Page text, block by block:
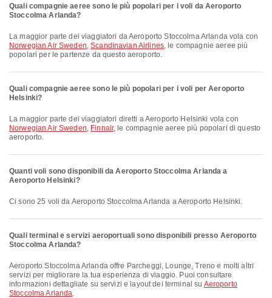
Quali compagnie aeree sono le più popolari per i voli da Aeroporto
Stoccolma Arlanda?
La maggior parte dei viaggiatori da Aeroporto Stoccolma Arlanda vola con
Norwegian Air Sweden,Scandinavian Airlines, le compagnie aeree più
popolari per le partenze da questo aeroporto.
Quali compagnie aeree sono le più popolari per i voli per Aeroporto
Helsinki?
La maggior parte dei viaggiatori diretti a Aeroporto Helsinki vola con
Norwegian Air Sweden, Finnair, le compagnie aeree più popolari di questo
aeroporto.
Quanti voli sono disponibili da Aeroporto Stoccolma Arlanda a
Aeroporto Helsinki?
Ci sono 25 voli da Aeroporto Stoccolma Arlanda a Aeroporto Helsinki.
Quali terminal e servizi aeroportuali sono disponibili presso Aeroporto
Stoccolma Arlanda?
Aeroporto Stoccolma Arlanda offre Parcheggi, Lounge, Treno e molti altri
servizi per migliorare la tua esperienza di viaggio. Puoi consultare
informazioni dettagliate su servizi e layout dei terminal su Aeroporto
Stoccolma Arlanda.